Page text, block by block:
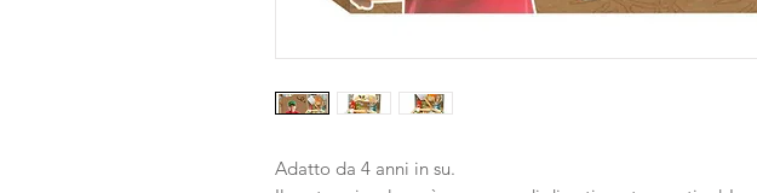
Adatto da 4 anni in su.